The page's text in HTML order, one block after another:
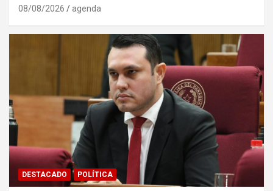
08/08/2026 agenda
DESTACADO POLÍTICA